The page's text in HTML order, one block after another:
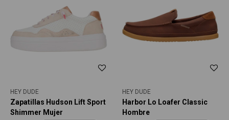
HEY DUDE
Zapatillas Hudson Lift Sport
Shimmer Mujer
HEY DUDE
Harbor Lo Loafer Classic
Hombre